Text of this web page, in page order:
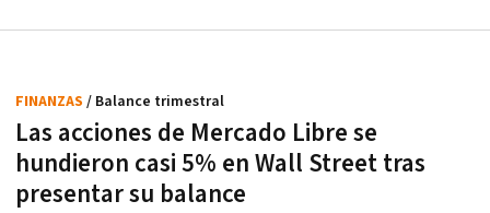
Las acciones de Mercado Libre se
hundieron casi 5% en Wall Street tras
presentar su balance
FINANZAS / Balance trimestral